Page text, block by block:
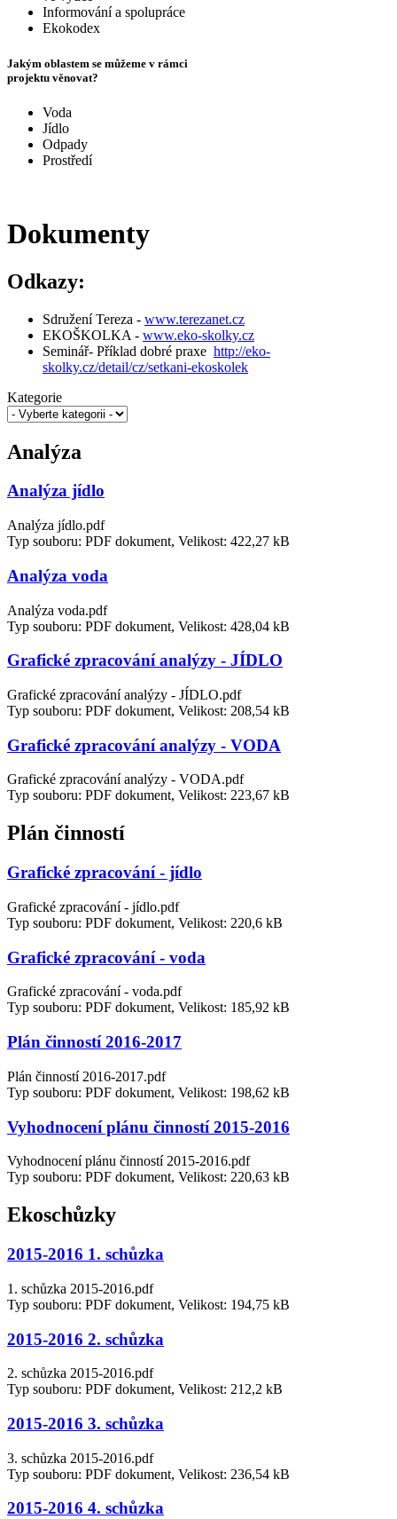
Informování a spolupráce
Ekokodex
Jakým oblastem se můžeme v rámci
projektu věnovat?
Voda
Jídlo
Odpady
Prostředí
Dokumenty
Odkazy:
Sdružení Tereza - www.terezanet.cz
EKOŠKOLKA - www.eko-skolky.cz
Seminář- Příklad dobré praxe http://eko-
skolky.cz/detail/cz/setkani-ekoskolek
Kategorie
Analýza
Analýza jídlo
Analýza jídlo.pdf
Typ souboru: PDF dokument, Velikost: 422,27 kB
Analýza voda
Analýza voda.pdf
Typ souboru: PDF dokument, Velikost: 428,04 kB
Grafické zpracování analýzy - JÍDLO
Grafické zpracování analýzy - JÍDLO.pdf
Typ souboru: PDF dokument, Velikost: 208,54 kB
Grafické zpracování analýzy - VODA
Grafické zpracování analýzy - VODA.pdf
Typ souboru: PDF dokument, Velikost: 223,67 kB
Plán činností
Grafické zpracování - jídlo
Grafické zpracování - jídlo.pdf
Typ souboru: PDF dokument, Velikost: 220,6 kB
Grafické zpracování - voda
Grafické zpracování - voda.pdf
Typ souboru: PDF dokument, Velikost: 185,92 kB
Plán činností 2016-2017
Plán činností 2016-2017.pdf
Typ souboru: PDF dokument, Velikost: 198,62 kB
Vyhodnocení plánu činností 2015-2016
Vyhodnocení plánu činností 2015-2016.pdf
Typ souboru: PDF dokument, Velikost: 220,63 kB
Ekoschůzky
2015-2016 1. schůzka
1. schůzka 2015-2016.pdf
Typ souboru: PDF dokument, Velikost: 194,75 kB
2015-2016 2. schůzka
2. schůzka 2015-2016.pdf
Typ souboru: PDF dokument, Velikost: 212,2 kB
2015-2016 3. schůzka
3. schůzka 2015-2016.pdf
Typ souboru: PDF dokument, Velikost: 236,54 kB
2015-2016 4. schůzka